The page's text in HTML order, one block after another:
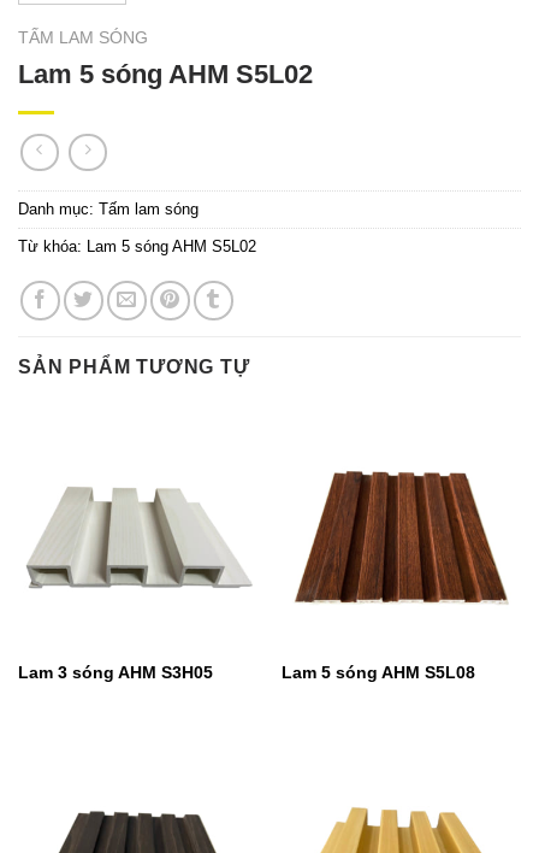
TẤM LAM SÓNG
Lam 5 sóng AHM S5L02
Danh mục: Tấm lam sóng
Từ khóa: Lam 5 sóng AHM S5L02
SẢN PHẨM TƯƠNG TỰ
Lam 3 sóng AHM S3H05 Lam 5 sóng AHM S5L08